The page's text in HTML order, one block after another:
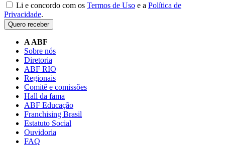
Li e concordo com os Termos de Uso e a Política de
Privacidade.
Quero receber
A ABF
Sobre nós
Diretoria
ABF RIO
Regionais
Comitê e comissões
Hall da fama
ABF Educação
Franchising Brasil
Estatuto Social
Ouvidoria
FAQ